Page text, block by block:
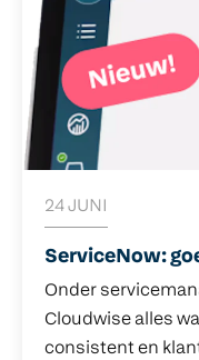
24 JUNI
ServiceNow:
Onder
Cloudwise alles
consistent en